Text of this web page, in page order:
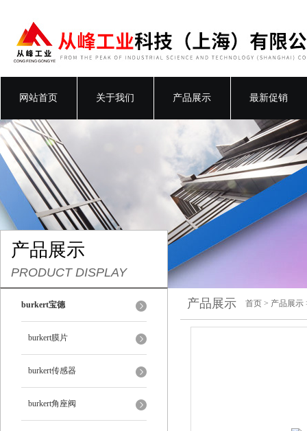
网站首页 关于我们 产品展示 最新促销
产品展示
PRODUCT DISPLAY
burkert宝德
burkert膜片
burkert传感器
burkert角座阀
产品展示 首页 > 产品展示